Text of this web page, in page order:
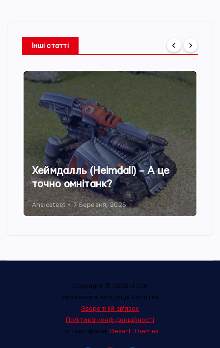
Інші статті
Хеймдалль (Heimdall) – А це
точно омнітанк?
Ansicstect 7 Березня, 2025
Copyright © 2020-2026
Українська Асоціація Батлтех
Зворотній зв'язок
Політика конфіденційності
На платформі Desert Themes